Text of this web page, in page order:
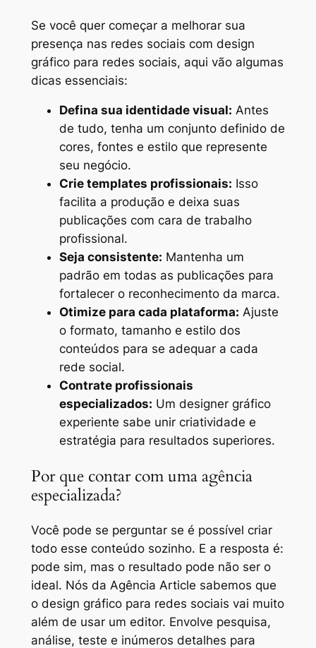
Se você quer começar a melhorar sua
presença nas redes sociais com design
gráfico para redes sociais, aqui vão algumas
dicas essenciais:
Defina sua identidade visual: Antes
de tudo, tenha um conjunto definido de
cores, fontes e estilo que represente
seu negócio.
Crie templates profissionais: Isso
facilita a produção e deixa suas
publicações com cara de trabalho
profissional.
Seja consistente: Mantenha um
padrão em todas as publicações para
fortalecer o reconhecimento da marca.
Otimize para cada plataforma: Ajuste
o formato, tamanho e estilo dos
conteúdos para se adequar a cada
rede social.
Contrate profissionais
especializados: Um designer gráfico
experiente sabe unir criatividade e
estratégia para resultados superiores.
Por que contar com uma agência
especializada?
Você pode se perguntar se é possível criar
todo esse conteúdo sozinho. E a resposta é:
pode sim, mas o resultado pode não ser o
ideal. Nós da Agência Article sabemos que
o design gráfico para redes sociais vai muito
além de usar um editor. Envolve pesquisa,
análise, teste e inúmeros detalhes para